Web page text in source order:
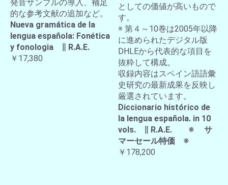
発音サンプルの導入、補足
的な参考文献の追加など。
Nueva gramática de la
lengua española: Fonética
y fonologia ∥ R.A.E.
￥17,380
としての価値が高いもので
す。
※ 第４～10巻は2005年以降
に進められたデジタル版
DHLEから代表的な項目を
抜粋して構成。
収録内容はスペイン語語彙
史研究の最新成果を反映し
厳選されています。
Diccionario histórico de
la lengua española. in 10
vols. ∥ R.A.E. ※ サ
マーセール特価 ※
￥178,200